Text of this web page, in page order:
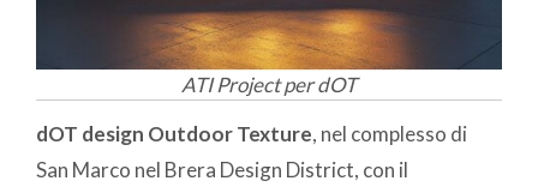
ATI Project per dOT
dOT design Outdoor Texture, nel complesso di
San Marco nel Brera Design District, con il